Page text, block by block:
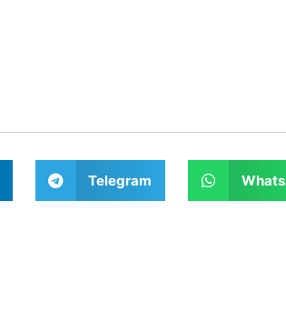
Telegram